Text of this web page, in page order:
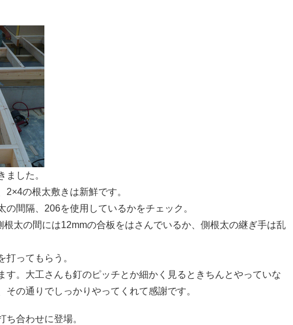
ました。
の根太敷きは新鮮です。
間隔、206を使用しているかをチェック。
太の間には12mmの合板をはさんでいるか、側根太の継ぎ手は乱
ってもらう。
す。大工さんも釘のピッチとか細かく見るときちんとやっていな
の通りでしっかりやってくれて感謝です。
ち合わせに登場。